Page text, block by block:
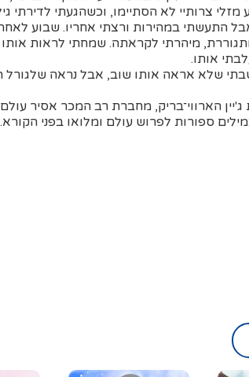
מזלי צרותיי לא הסתיימו, וכשהגעתי לדירתי
אבל התעשתי במהירות ורצתי אחריו. שבוע
מיהרתי לקראתה. שמחתי לראות אותו
אותו.
שלא אראה אותו שוב, אבל נראה שלגורל
הארווי־בריק, מחברת רב המכר אסיר
ספורות לפרוש עולם ומלואו בפני הקורא.